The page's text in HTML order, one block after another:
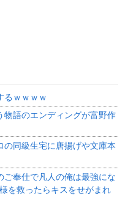
るｗｗｗｗ
物語のエンディングが富野作
の同級生宅に唐揚げや文庫本
ご奉仕で凡人の俺は最強にな
を救ったらキスをせがまれ